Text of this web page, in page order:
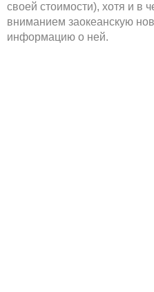
своей стоимости), хотя и в
вниманием заокеанскую
информацию о ней.